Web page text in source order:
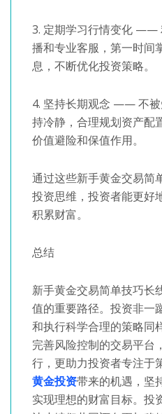
3. 定期学习行情变化 ——
播和专业客服，第一时间
息，不断优化投资策略。
4. 坚持长期观念 —— 不被
持冷静，合理规划资产配
价值避险和保值作用。
通过这些新手黄金交易简
投资思维，投资者能更好
积累财富。
总结
新手黄金交易简单技巧长
值的重要路径。投资非一
和执行科学合理的策略同
完善风险控制的交易平台
行，更助力投资者专注于
黄金投资带来的机遇，坚
实现理想的财富目标。投